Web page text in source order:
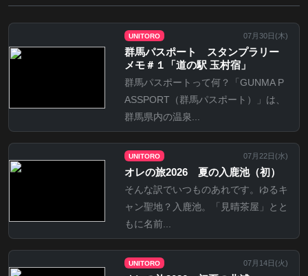
UNITORO 07月30日(木)
群馬パスポート スタンプラリー
メモ＃１「道の駅 玉村宿」
群馬パスポートって何？「GUNMA P
ASSPORT（群馬パスポート）」は、
群馬県内の温泉...
UNITORO 07月22日(水)
オレの旅2026 夏の入鹿池（初）
そんな訳でいつものあれです。ゆるキ
ャン聖地？入鹿池。「見晴茶屋」とと
もに名前...
UNITORO 07月14日(火)